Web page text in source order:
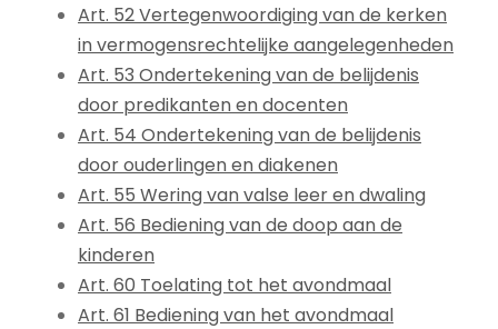
Art. 52 Vertegenwoordiging van de kerken
in vermogensrechtelijke aangelegenheden
Art. 53 Ondertekening van de belijdenis
door predikanten en docenten
Art. 54 Ondertekening van de belijdenis
door ouderlingen en diakenen
Art. 55 Wering van valse leer en dwaling
Art. 56 Bediening van de doop aan de
kinderen
Art. 60 Toelating tot het avondmaal
Art. 61 Bediening van het avondmaal